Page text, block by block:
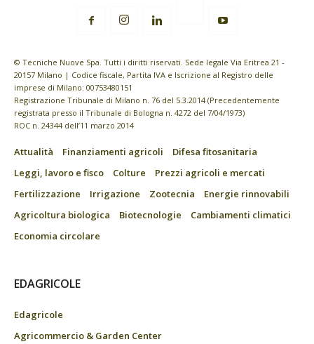
© Tecniche Nuove Spa. Tutti i diritti riservati. Sede legale Via Eritrea 21 -
20157 Milano | Codice fiscale, Partita IVA e Iscrizione al Registro delle
imprese di Milano: 00753480151
Registrazione Tribunale di Milano n. 76 del 5.3.2014 (Precedentemente
registrata presso il Tribunale di Bologna n. 4272 del 7/04/1973)
ROC n. 24344 dell’11 marzo 2014
Attualità Finanziamenti agricoli
Difesa fitosanitaria
Leggi, lavoro e fisco
Colture
Prezzi agricoli e mercati
Fertilizzazione
Irrigazione Zootecnia
Energie rinnovabili
Agricoltura biologica
Biotecnologie
Cambiamenti climatici
Economia circolare
EDAGRICOLE
Edagricole
Agricommercio & Garden Center